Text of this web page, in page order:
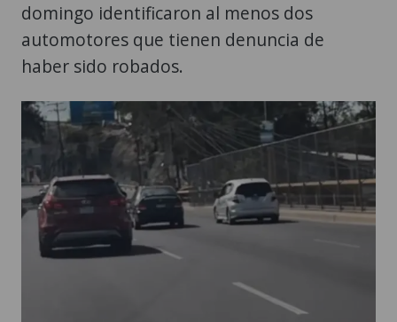
domingo identificaron al menos dos
automotores que tienen denuncia de
haber sido robados.